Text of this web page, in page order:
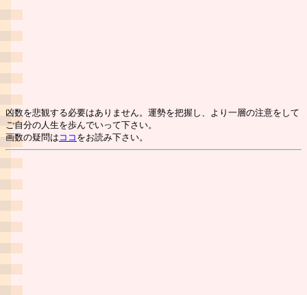
凶数を悲観する必要はありません。運勢を把握し、より一層の注意をして
ご自分の人生を歩んでいって下さい。
画数の疑問は ココ をお読み下さい。